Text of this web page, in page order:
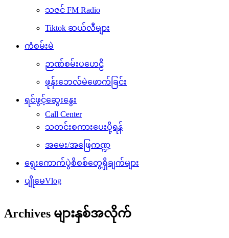
သဇင် FM Radio
Tiktok ဆယ်လီများ
ကံစမ်းမဲ
ဉာဏ်စမ်းပဟေဠိ
ဖုန်းဘေလ်မဲဖောက်ခြင်း
ရင်ဖွင့်ဆွေးနွေး
Call Center
သတင်းစကားပေးပို့ရန်
အမေး/အဖြေကဏ္ဍ
ရွေးကောက်ပွဲစိစစ်တွေ့ရှိချက်များ
ပျိုမေVlog
Archives များနှစ်အလိုက်